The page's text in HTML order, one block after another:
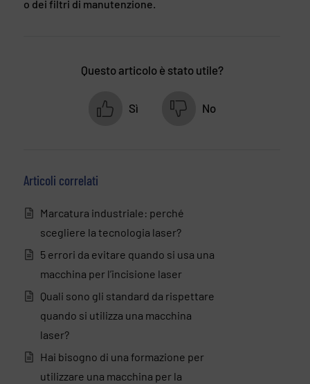
o dei filtri di manutenzione.
Questo articolo è stato utile?
Sì No
Articoli correlati
Marcatura industriale: perché
scegliere la tecnologia laser?
5 errori da evitare quando si usa una
macchina per l’incisione laser
Quali sono gli standard da rispettare
quando si utilizza una macchina
laser?
Hai bisogno di una formazione per
utilizzare una macchina per la